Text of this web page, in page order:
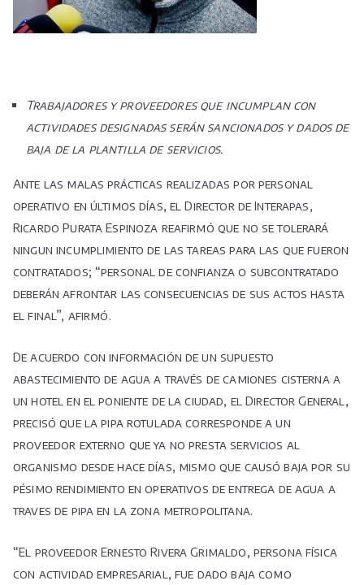
Trabajadores y proveedores que incumplan con
actividades designadas serán sancionados y dados de
baja de la plantilla de servicios.
Ante las malas prácticas realizadas por personal
operativo en últimos días, el Director de Interapas,
Ricardo Purata Espinoza reafirmó que no se tolerará
ningun incumplimiento de las tareas para las que fueron
contratados; “personal de confianza o subcontratado
deberán afrontar las consecuencias de sus actos hasta
el final”, afirmó.
De acuerdo con información de un supuesto
abastecimiento de agua a través de camiones cisterna a
un hotel en el poniente de la ciudad, el Director General,
precisó que la pipa rotulada corresponde a un
proveedor externo que ya no presta servicios al
organismo desde hace días, mismo que causó baja por su
pésimo rendimiento en operativos de entrega de agua a
traves de pipa en la zona metropolitana.
“El proveedor Ernesto Rivera Grimaldo, persona física
con actividad empresarial, fue dado baja como